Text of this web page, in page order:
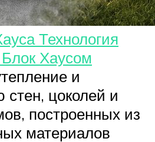
Технология
Хаусом
и
стен, цоколей и
построенных из
материалов